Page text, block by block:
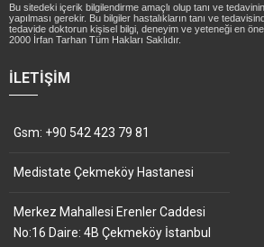
Bu sitedeki içerik bilgilendirme amaçlı olup tanı ve
yapılması gerekir. Bu bilgiler hastalıkların tanı ve
tedavide doktorun kişisel bilgi, deneyim ve yeteneği en
2000 İrfan Tarhan Tüm Hakları Saklıdır.
İLETIŞIM
Gsm: +90 542 423 79 81
Medistate Çekmeköy Hastanesi
Merkez Mahallesi Erenler Caddesi
No:16 Daire: 4B Çekmeköy İstanbul